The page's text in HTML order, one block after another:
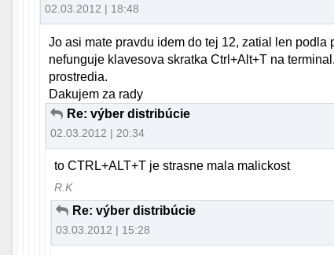
02.03.2012 | 18:48
Jo asi mate pravdu idem do tej 12, zatial len
nefunguje klavesova skratka Ctrl+Alt+T na
prostredia.
Dakujem za rady
Re: výber distribúcie
02.03.2012 | 20:34
to CTRL+ALT+T je strasne mala malickost
R.K
Re: výber distribúcie
03.03.2012 | 15:28